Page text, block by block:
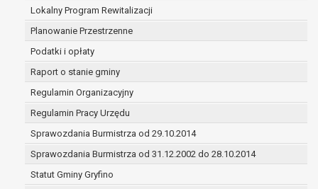
Lokalny Program Rewitalizacji
Planowanie Przestrzenne
Podatki i opłaty
Raport o stanie gminy
Regulamin Organizacyjny
Regulamin Pracy Urzędu
Sprawozdania Burmistrza od 29.10.2014
Sprawozdania Burmistrza od 31.12.2002 do 28.10.2014
Statut Gminy Gryfino
(merytorycznych), a także obowiązków i
zadań zleconych przez instytucje
nadrzędne wobec Gminy;
zawarcia i realizacji umów;
ochrony żywotnych interesów osoby, której
wykonania zadania realizowanego w
interesie publicznym lub w ramach
sprawowania władzy publicznej
powierzonej administratorowi;
w pozostałych przypadkach dane osobowe
przetwarzane są wyłącznie na podstawie